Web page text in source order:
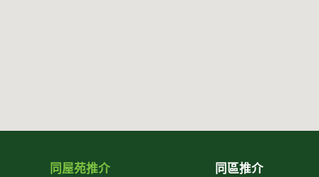
同屋苑推介 同區推介